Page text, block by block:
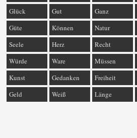
Glück
Gut Ganz
Güte
Können Natur
Seele
Herz Recht
Würde
Ware Müssen
Kunst
Gedanken Freiheit
Geld
Weiß Länge